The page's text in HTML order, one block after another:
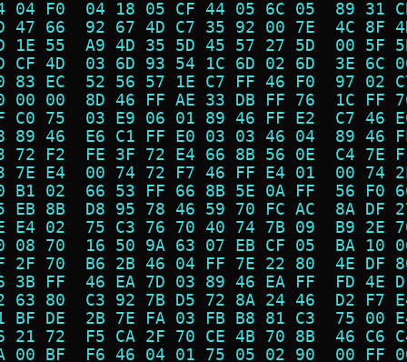
04 F0  04 18 05 CF 44 05 6C 05  89
47 66  92 67 4D C7 35 92 00 7E  4C
1E 55  A9 4D 35 5D 45 57 27 5D  00
CF 4D  03 6D 93 54 1C 6D 02 6D  3E
83 EC  52 56 57 1E C7 FF 46 F0  97
00 00  8D 46 FF AE 33 DB FF 76  1C
C0 75  03 E9 06 01 89 46 FF E2  C7
89 46  E6 C1 FF E0 03 03 46 04  89
72 F2  FE 3F 72 E4 66 8B 56 0E  C4
7E E4  00 74 72 F7 46 FF E4 01  00
B1 02  66 53 FF 66 8B 5E 0A FF  56
EB 8B  D8 95 78 46 59 70 FC AC  8A
E4 02  75 C3 76 70 40 74 7B 09  B9
08 70  16 50 9A 63 07 EB CF 05  BA
2F 70  B6 2B 46 04 FF 7E 22 80  4E
3B FF  46 EA 7D 03 89 46 EA FF  FD
63 80  C3 92 7B D5 72 8A 24 46  D2
BF DE  2B 7E FA 03 FB B8 81 C3  75
21 72  F5 CA 2F 70 CE 4B 70 8B  46
00 BF  F6 46 04 01 75 05 02 90  00